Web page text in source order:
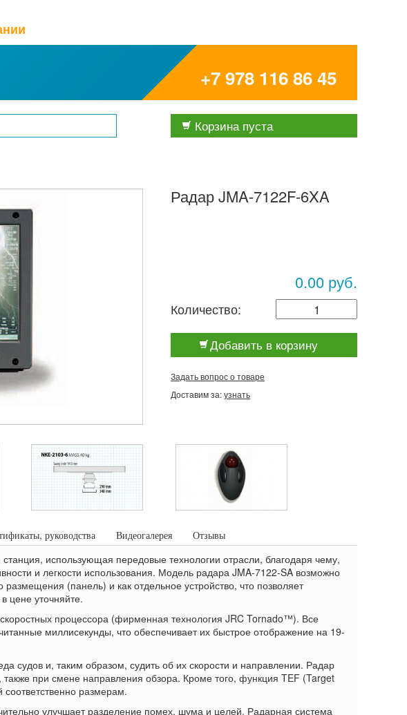
+7 978 116 86 45
Корзина пуста
Радар JMA-7122F-6XA
0.00 руб.
Количество:
Добавить в корзину
Задать вопрос о товаре
Доставим за:узнать
руководства Видеогалерея
Отзывы
использующая передовые технологии отрасли, благодаря чему,
и легкости использования. Модель радара JMA-7122-SA возможно
размещения (панель) и как отдельное устройство, что позволяет
цене уточняйте.
процессора (фирменная технология JRC Tornado™). Все
миллисекунды, что обеспечивает их быстрое отображение на 19-
судов и, таким образом, судить об их скорости и направлении. Радар
при смене направления обзора. Кроме того, функция TEF (Target
размерам.
улучшает разделение помех, шума и целей. Радарная система